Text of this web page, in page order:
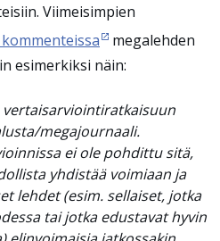
Viimeisimpien
megalehden
esimerkiksi näin:
vertaisarviointiratkaisuun
megajournaali.
ei ole pohdittu sitä,
yhdistää voimiaan ja
lehdet (esim. sellaiset, jotka
tai jotka edustavat hyvin